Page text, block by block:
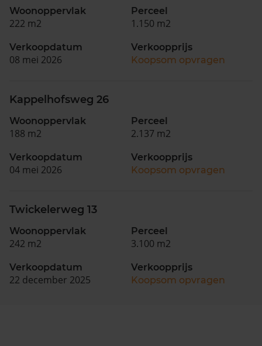
Woonoppervlak
222 m2
Perceel
1.150 m2
Verkoopdatum
08 mei 2026
Verkoopprijs
Koopsom opvragen
Kappelhofsweg 26
Woonoppervlak
188 m2
Perceel
2.137 m2
Verkoopdatum
04 mei 2026
Verkoopprijs
Koopsom opvragen
Twickelerweg 13
Woonoppervlak
242 m2
Perceel
3.100 m2
Verkoopdatum
22 december 2025
Verkoopprijs
Koopsom opvragen